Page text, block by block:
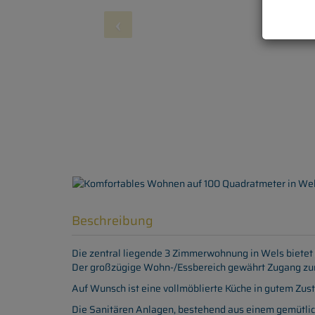
Beschreibung
Die zentral liegende 3 Zimmerwohnung in Wels
Der großzügige Wohn-/Essbereich gewährt Zugang
Auf Wunsch ist eine vollmöblierte Küche in gutem
Die Sanitären Anlagen, bestehend aus einem